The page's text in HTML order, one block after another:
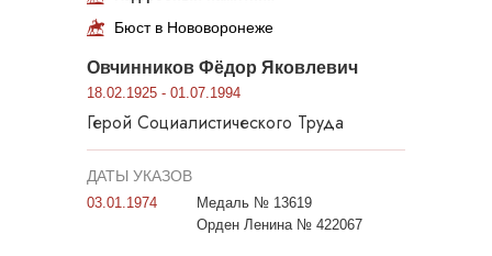
Бюст в Нововоронеже
Овчинников Фёдор Яковлевич
18.02.1925 - 01.07.1994
Герой Социалистического Труда
ДАТЫ УКАЗОВ
03.01.1974
Медаль № 13619
Орден Ленина № 422067